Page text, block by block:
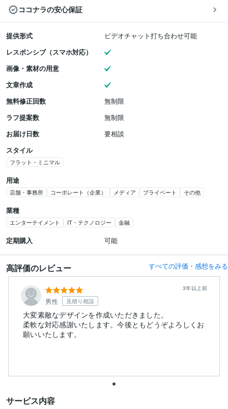
ココナラの安心保証
提供形式
ビデオチャット打ち合わせ可能
レスポンシブ（スマホ対応）
画像・素材の用意
文章作成
無料修正回数
無制限
ラフ提案数
無制限
お届け日数
要相談
スタイル
フラット・ミニマル
用途
店舗・事務所 コーポレート（企業） メディア プライベート その他
業種
エンターテイメント IT・テクノロジー 金融
定期購入 可能
高評価のレビュー すべての評価・感想をみる
男性 見積り相談
3年以上前
大変素敵なデザインを作成いただきました。
柔軟な対応感謝いたします。今後ともどうぞよろしくお
願いいたします。
サービス内容